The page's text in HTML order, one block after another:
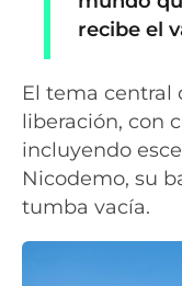
recibe el
El tema central
liberación, con
incluyendo
Nicodemo, su
tumba vacía.